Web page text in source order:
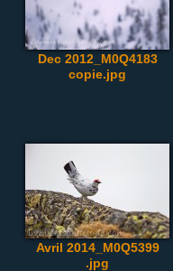
Dec 2012_M0Q4183
copie.jpg
Avril 2014_M0Q5399
.jpg